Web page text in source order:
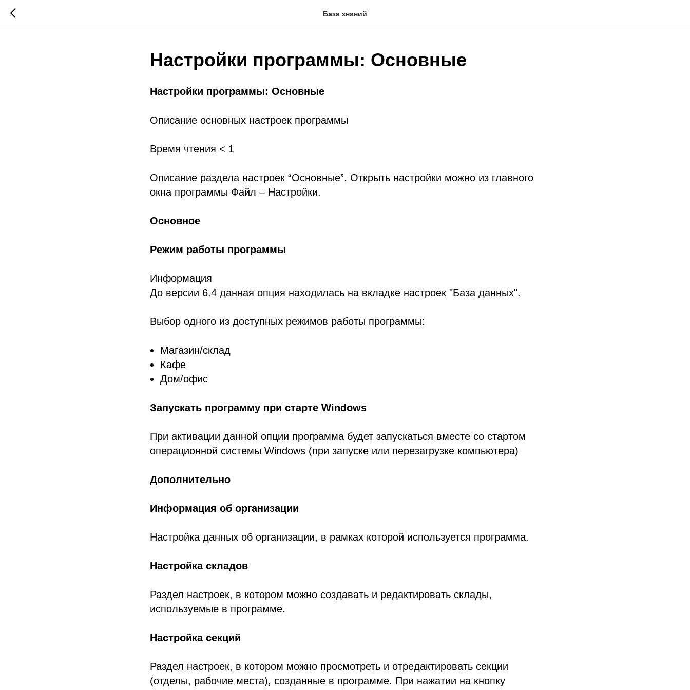
База знаний
Настройки программы: Основные
Настройки программы: Основные
Описание основных настроек программы
Время чтения < 1
Описание раздела настроек “Основные”. Открыть настройки можно из главного
окна программы Файл – Настройки.
Основное
Режим работы программы
Информация
До версии 6.4 данная опция находилась на вкладке настроек "База данных".
Выбор одного из доступных режимов работы программы:
Магазин/склад
Кафе
Дом/офис
Запускать программу при старте Windows
При активации данной опции программа будет запускаться вместе со стартом
операционной системы Windows (при запуске или перезагрузке компьютера)
Дополнительно
Информация об организации
Настройка данных об организации, в рамках которой используется программа.
Настройка складов
Раздел настроек, в котором можно создавать и редактировать склады,
используемые в программе.
Настройка секций
Раздел настроек, в котором можно просмотреть и отредактировать секции
(отделы, рабочие места), созданные в программе. При нажатии на кнопку